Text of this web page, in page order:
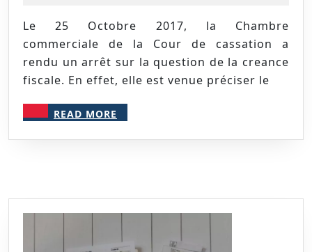
creance
fiscale
dans
le
procédure
judiciaire
Le 25 Octobre 2017, la Chambre
commerciale de la Cour de cassation a
rendu un arrêt sur la question de la creance
fiscale. En effet, elle est venue préciser le
READ MORE
MORE